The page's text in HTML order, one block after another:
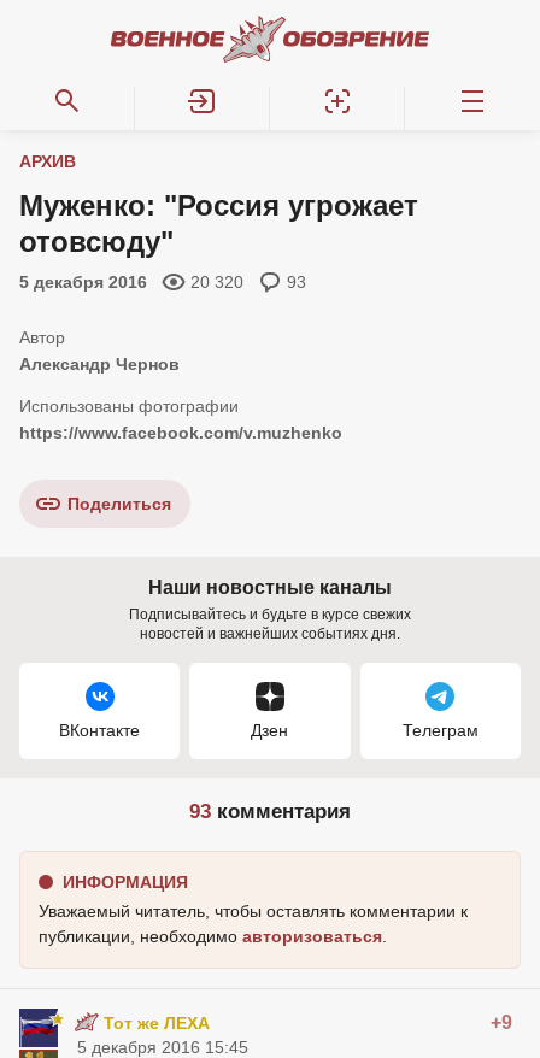
АРХИВ
Муженко: "Россия угрожает
отовсюду"
5 декабря 2016 20 320 93
Александр Чернов
https://www.facebook.com/v.muzhenko
Поделиться
Наши новостные каналы
Подписывайтесь и будьте в курсе свежих
новостей и важнейших событиях дня.
ВКонтакте Дзен Телеграм
93 комментария
ИНФОРМАЦИЯ
Уважаемый читатель, чтобы оставлять комментарии к
публикации, необходимо авторизоваться
Тот же ЛЕХА +9
5 декабря 2016 15:45